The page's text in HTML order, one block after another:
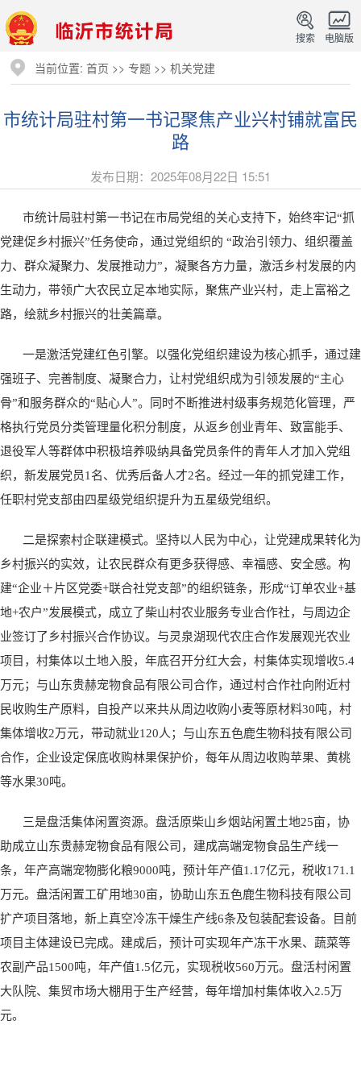
电脑版
搜索
当前位置:首页 >>专题 >>机关党建
市统计局驻村第一书记聚焦产业兴村铺就富民
路
发布日期：2025年08月22日 15:51
市统计局驻村第一书记在市局党组的关心支持下，始终牢记“抓
党建促乡村振兴”任务使命，通过党组织的 “政治引领力、组织覆盖
力、群众凝聚力、发展推动力”，凝聚各方力量，激活乡村发展的内
生动力，带领广大农民立足本地实际，聚焦产业兴村，走上富裕之
路，绘就乡村振兴的壮美篇章。
一是激活党建红色引擎。以强化党组织建设为核心抓手，通过建
强班子、完善制度、凝聚合力，让村党组织成为引领发展的“主心
骨”和服务群众的“贴心人”。同时不断推进村级事务规范化管理，严
格执行党员分类管理量化积分制度，从返乡创业青年、致富能手、
退役军人等群体中积极培养吸纳具备党员条件的青年人才加入党组
织，新发展党员1名、优秀后备人才2名。经过一年的抓党建工作，
任职村党支部由四星级党组织提升为五星级党组织。
二是探索村企联建模式。坚持以人民为中心，让党建成果转化为
乡村振兴的实效，让农民群众有更多获得感、幸福感、安全感。构
建“企业＋片区党委+联合社党支部”的组织链条，形成“订单农业+基
地+农户”发展模式，成立了柴山村农业服务专业合作社，与周边企
业签订了乡村振兴合作协议。与灵泉湖现代农庄合作发展观光农业
项目，村集体以土地入股，年底召开分红大会，村集体实现增收5.4
万元；与山东贵赫宠物食品有限公司合作，通过村合作社向附近村
民收购生产原料，自投产以来共从周边收购小麦等原材料30吨，村
集体增收2万元，带动就业120人；与山东五色鹿生物科技有限公司
合作，企业设定保底收购林果保护价，每年从周边收购苹果、黄桃
等水果30吨。
三是盘活集体闲置资源。盘活原柴山乡烟站闲置土地25亩，协
助成立山东贵赫宠物食品有限公司，建成高端宠物食品生产线一
条，年产高端宠物膨化粮9000吨，预计年产值1.17亿元，税收171.1
万元。盘活闲置工矿用地30亩，协助山东五色鹿生物科技有限公司
扩产项目落地，新上真空冷冻干燥生产线6条及包装配套设备。目前
项目主体建设已完成。建成后，预计可实现年产冻干水果、蔬菜等
农副产品1500吨，年产值1.5亿元，实现税收560万元。盘活村闲置
大队院、集贸市场大棚用于生产经营，每年增加村集体收入2.5万
元。